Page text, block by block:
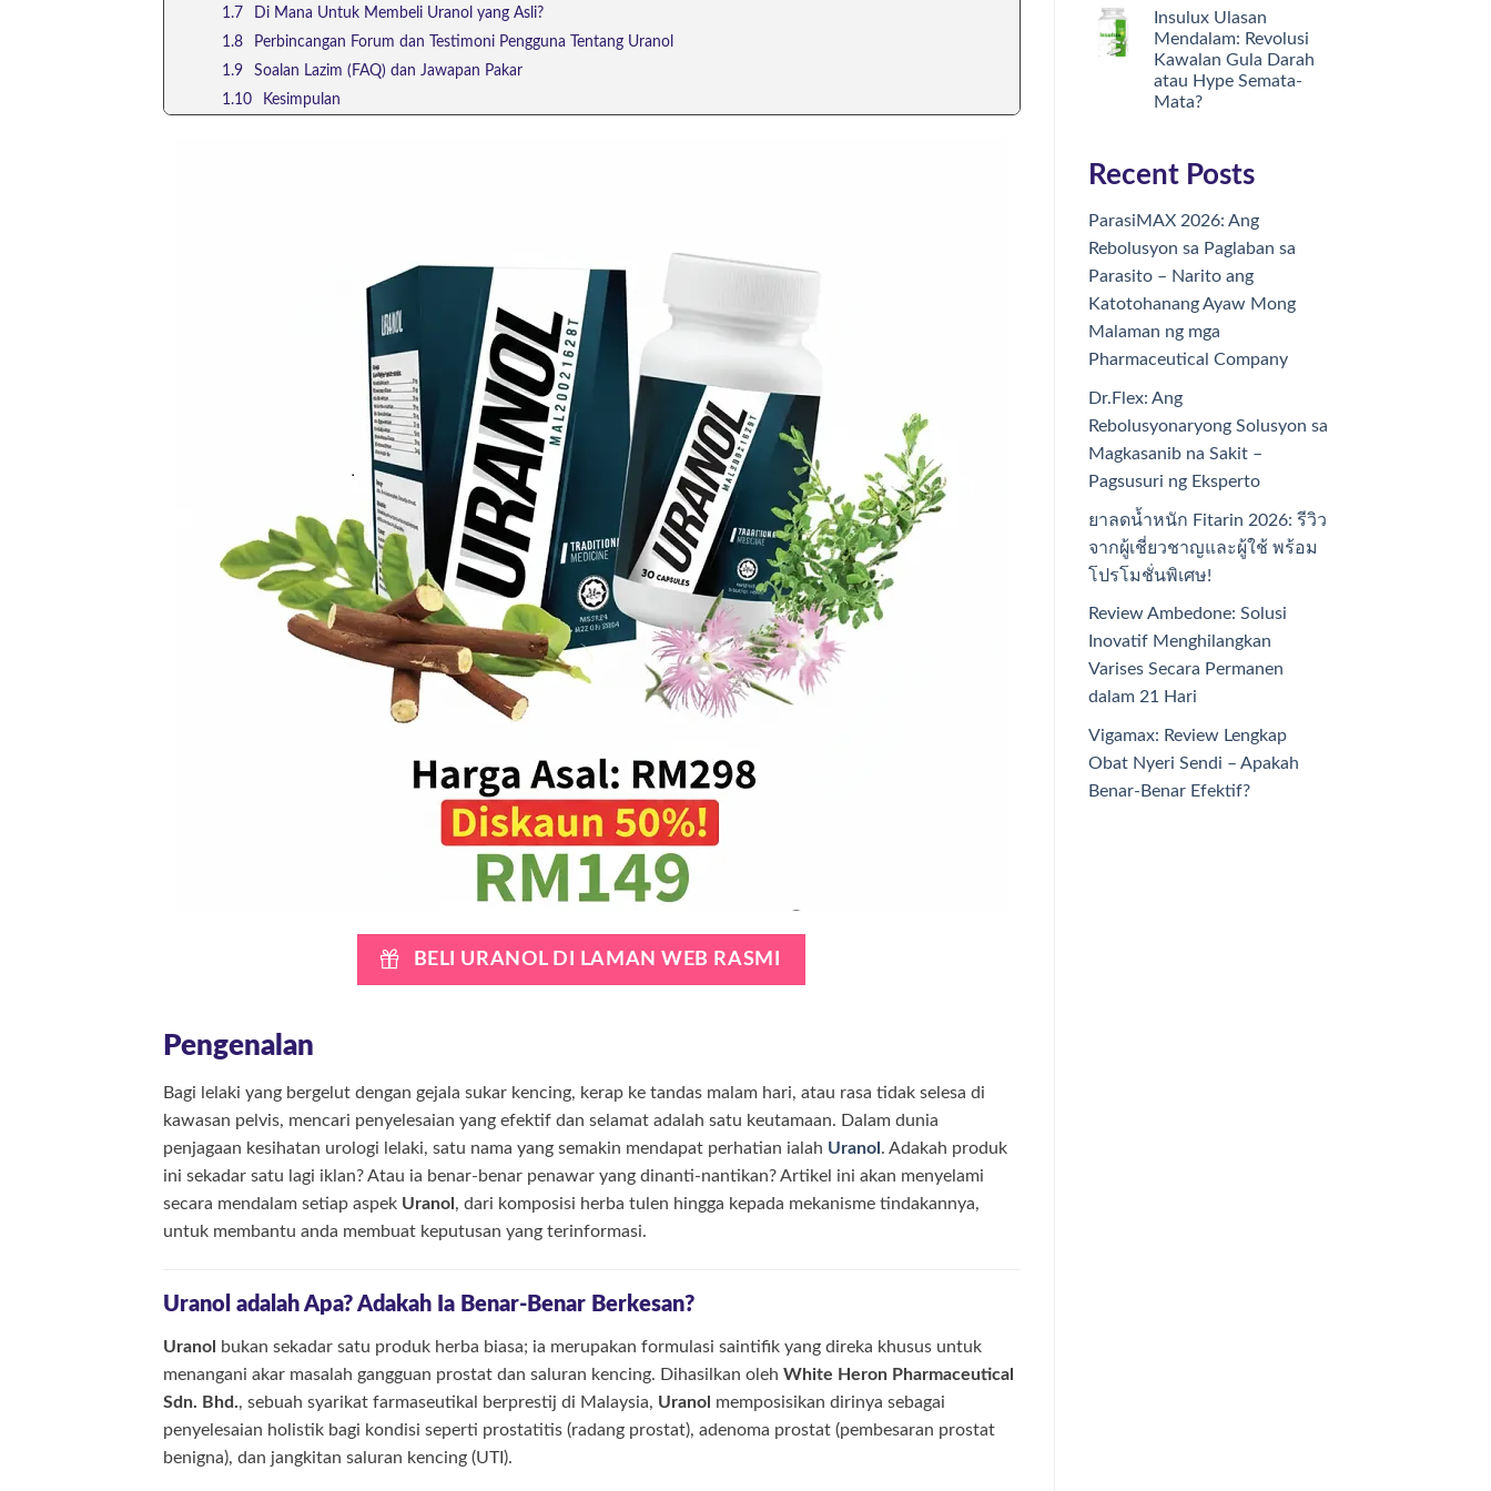
Di Mana Untuk Membeli Uranol yang Asli?
Perbincangan Forum dan Testimoni Pengguna Tentang Uranol
Soalan Lazim (FAQ) dan Jawapan Pakar
Kesimpulan
BELI URANOL DI LAMAN WEB RASMI
Pengenalan
Bagi lelaki yang bergelut dengan gejala sukar kencing, kerap ke tandas malam hari, atau rasa tidak selesa di
kawasan pelvis, mencari penyelesaian yang efektif dan selamat adalah satu keutamaan. Dalam dunia
penjagaan kesihatan urologi lelaki, satu nama yang semakin mendapat perhatian ialah Uranol . Adakah produk
ini sekadar satu lagi iklan? Atau ia benar-benar penawar yang dinanti-nantikan? Artikel ini akan menyelami
secara mendalam setiap aspek Uranol , dari komposisi herba tulen hingga kepada mekanisme tindakannya,
untuk membantu anda membuat keputusan yang terinformasi.
Uranol adalah Apa? Adakah Ia Benar-Benar Berkesan?
Uranol
bukan sekadar satu produk herba biasa; ia merupakan formulasi saintifik yang direka khusus untuk
menangani akar masalah gangguan prostat dan saluran kencing. Dihasilkan oleh White Heron Pharmaceutical
Sdn. Bhd., sebuah syarikat farmaseutikal berprestij di Malaysia, Uranol memposisikan dirinya sebagai
penyelesaian holistik bagi kondisi seperti prostatitis (radang prostat), adenoma prostat (pembesaran prostat
benigna), dan jangkitan saluran kencing (UTI).
Insulux Ulasan
Mendalam: Revolusi
Kawalan Gula Darah
atau Hype Semata-
Mata?
Recent Posts
ParasiMAX 2026: Ang
Rebolusyon sa Paglaban sa
Parasito – Narito ang
Katotohanang Ayaw Mong
Malaman ng mga
Pharmaceutical Company
Dr.Flex: Ang
Rebolusyonaryong Solusyon sa
Magkasanib na Sakit –
Pagsusuri ng Eksperto
ยาลดน้ำหนัก Fitarin 2026: รีวิว
จากผู้เชี่ยวชาญและผู้ใช้ พร้อม
โปรโมชั่นพิเศษ!
Review Ambedone: Solusi
Inovatif Menghilangkan
Varises Secara Permanen
dalam 21 Hari
Vigamax: Review Lengkap
Obat Nyeri Sendi – Apakah
Benar-Benar Efektif?